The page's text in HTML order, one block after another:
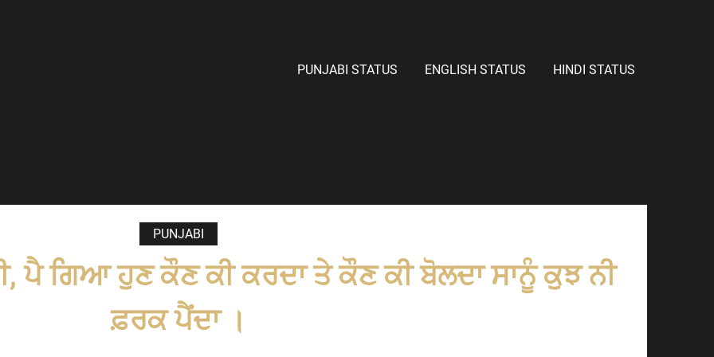
PUNJABI STATUS
ENGLISH STATUS HINDI STATUS
PUNJABI
ਪੈ ਗਿਆ ਹੁਣ ਕੌਣ ਕੀ ਕਰਦਾ ਤੇ ਕੌਣ ਕੀ ਬੋਲਦਾ ਸਾਨੂੰ ਕੁਝ ਨੀ
ਫ਼ਰਕ ਪੈਂਦਾ ।